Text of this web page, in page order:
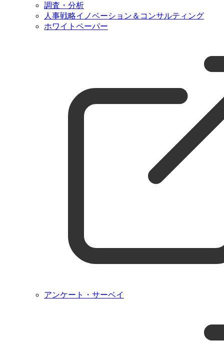
調査・分析
人事戦略イノベーション＆コンサルティング
ホワイトペーパー
アンケート・サーベイ